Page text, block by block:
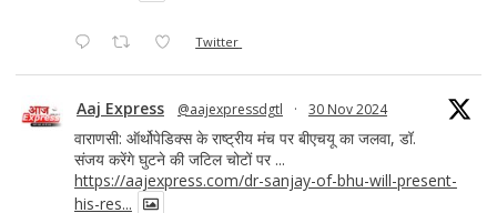
Twitter
Aaj Express @aajexpressdgtl · 30 Nov 2024
वाराणसी: ऑर्थोपेडिक्स के राष्ट्रीय मंच पर बीएचयू का जलवा, डॉ.
संजय करेंगे घुटने की जटिल चोटों पर ...
https://aajexpress.com/dr-sanjay-of-bhu-will-present-
his-res...